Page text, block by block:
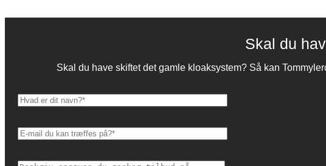
Skal du
​​Skal du have skiftet det gamle kloaksystem? Så kan